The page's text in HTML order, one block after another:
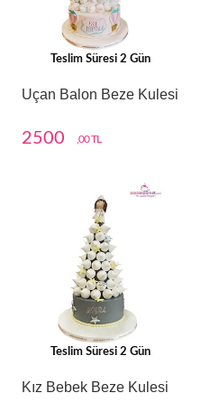
Teslim Süresi 2 Gün
Uçan Balon Beze Kulesi
2500 ,00 TL
Teslim Süresi 2 Gün
Kız Bebek Beze Kulesi